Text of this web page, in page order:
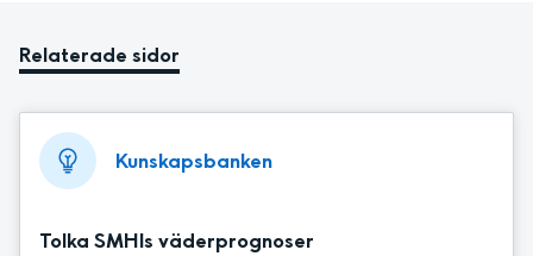
Relaterade sidor
Kunskapsbanken
Tolka SMHIs väderprognoser